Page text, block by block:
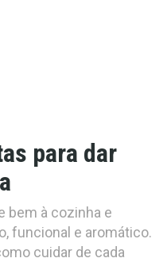
para dar
bem à cozinha e
funcional e aromático.
cuidar de cada